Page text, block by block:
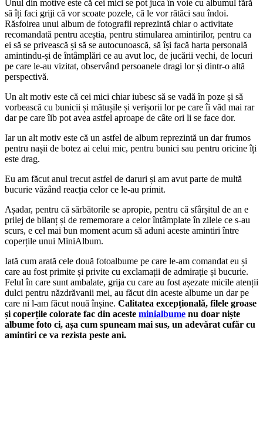
Unul din motive este că cei mici se pot juca în voie cu albumul fără
să îți faci griji că vor scoate pozele, că le vor rătăci sau îndoi.
Răsfoirea unui album de fotografii reprezintă chiar o activitate
recomandată pentru aceștia, pentru stimularea amintirilor, pentru ca
ei să se privească și să se autocunoască, să își facă harta personală
amintindu-și de întâmplări ce au avut loc, de jucării vechi, de locuri
pe care le-au vizitat, observând persoanele dragi lor și dintr-o altă
perspectivă.
Un alt motiv este că cei mici chiar iubesc să se vadă în poze și să
vorbească cu bunicii și mătușile și verișorii lor pe care îi văd mai rar
dar pe care îib pot avea astfel aproape de câte ori li se face dor.
Iar un alt motiv este că un astfel de album reprezintă un dar frumos
pentru nașii de botez ai celui mic, pentru bunici sau pentru oricine îți
este drag.
Eu am făcut anul trecut astfel de daruri și am avut parte de multă
bucurie văzând reacția celor ce le-au primit.
Așadar, pentru că sărbătorile se apropie, pentru că sfârșitul de an e
prilej de bilanț și de rememorare a celor întâmplate în zilele ce s-au
scurs, e cel mai bun moment acum să aduni aceste amintiri între
coperțile unui MiniAlbum.
Iată cum arată cele două fotoalbume pe care le-am comandat eu și
care au fost primite și privite cu exclamații de admirație și bucurie.
Felul în care sunt ambalate, grija cu care au fost așezate micile atenții
dulci pentru năzdrăvanii mei, au făcut din aceste albume un dar pe
care ni l-am făcut nouă înșine. Calitatea excepțională, filele groase
și coperțile colorate fac din aceste minialbume nu doar niște
albume foto ci, așa cum spuneam mai sus, un adevărat cufăr cu
amintiri ce va rezista peste ani.